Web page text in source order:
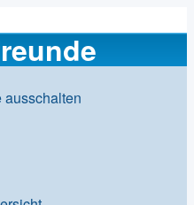
ausschalten